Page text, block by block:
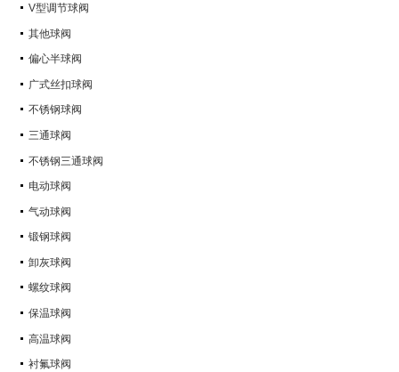
V型调节球阀
其他球阀
偏心半球阀
广式丝扣球阀
不锈钢球阀
三通球阀
不锈钢三通球阀
电动球阀
气动球阀
锻钢球阀
卸灰球阀
螺纹球阀
保温球阀
高温球阀
衬氟球阀